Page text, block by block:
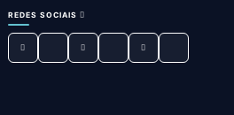
REDES SOCIAIS